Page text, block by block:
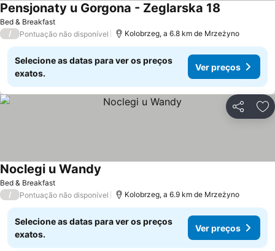
Bed & Breakfast
Pensjonaty u Gorgona - Zeglarska 18
/ Pontuação não disponível Kolobrzeg, a 6.8 km de Mrzeżyno
Selecione as datas para ver os preços
exatos.
Ver preços
Partilhar
Bed & Breakfast
Noclegi u Wandy
/ Pontuação não disponível Kolobrzeg, a 6.9 km de Mrzeżyno
Selecione as datas para ver os preços
exatos.
Ver preços